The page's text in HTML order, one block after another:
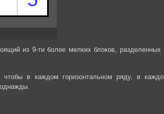
из 9-ти более мелких блоков, разделенных
в каждом горизонтальном ряду, в